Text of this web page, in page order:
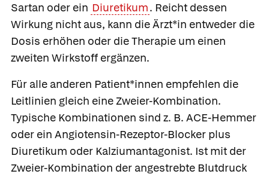
Sartan oder ein Diuretikum. Reicht dessen
Wirkung nicht aus, kann die Ärzt*in entweder die
Dosis erhöhen oder die Therapie um einen
zweiten Wirkstoff ergänzen.
Für alle anderen Patient*innen empfehlen die
Leitlinien gleich eine Zweier-Kombination.
Typische Kombinationen sind z. B. ACE-Hemmer
oder ein Angiotensin-Rezeptor-Blocker plus
Diuretikum oder Kalziumantagonist. Ist mit der
Zweier-Kombination der angestrebte Blutdruck